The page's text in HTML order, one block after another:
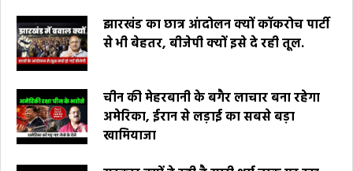
झारखंड का छात्र आंदोलन क्यों कॉकरोच पार्टी
से भी बेहतर, बीजेपी क्यों इसे दे रही तूल.
चीन की मेहरबानी के बगैर लाचार बना रहेगा
अमेरिका, ईरान से लड़ाई का सबसे बड़ा
खामियाजा